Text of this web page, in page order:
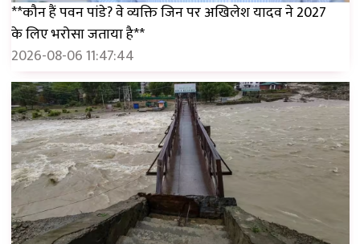
**कौन हैं पवन पांडे? वे व्यक्ति जिन पर अखिलेश यादव ने 2027
के लिए भरोसा जताया है**
2026-08-06 11:47:44